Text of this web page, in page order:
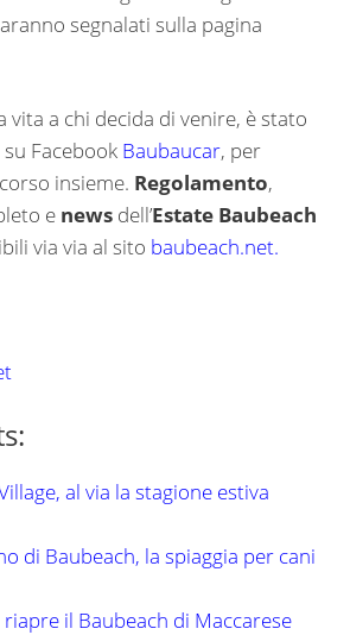
segnalati sulla pagina
vita a chi decida di venire, è stato
Facebook Baubaucar, per
insieme. Regolamento,
e news dell’Estate Baubeach
via via al sito baubeach.net.
al via la stagione estiva
di Baubeach, la spiaggia per cani
riapre il Baubeach di Maccarese